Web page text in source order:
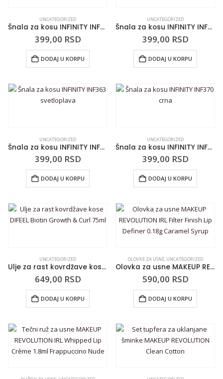
UNCATEGORIZED
Šnala za kosu INFINITY INF362 zelena
399,00 RSD
DODAJ U KORPU
UNCATEGORIZED
Šnala za kosu INFINITY INF364 žuta
399,00 RSD
DODAJ U KORPU
UNCATEGORIZED
Šnala za kosu INFINITY INF363 svetloplava
399,00 RSD
DODAJ U KORPU
UNCATEGORIZED
Šnala za kosu INFINITY INF370 crna
399,00 RSD
DODAJ U KORPU
UNCATEGORIZED
Ulje za rast kovrdžave kose DIFEEL Biotin Growth & Curl 75ml
649,00 RSD
DODAJ U KORPU
OLOVKE ZA USNE, UNCATEGORIZED
Olovka za usne MAKEUP REVOLUTION IRL Filter Finish Lip Definer 0.18g Caramel Syrup
590,00 RSD
DODAJ U KORPU